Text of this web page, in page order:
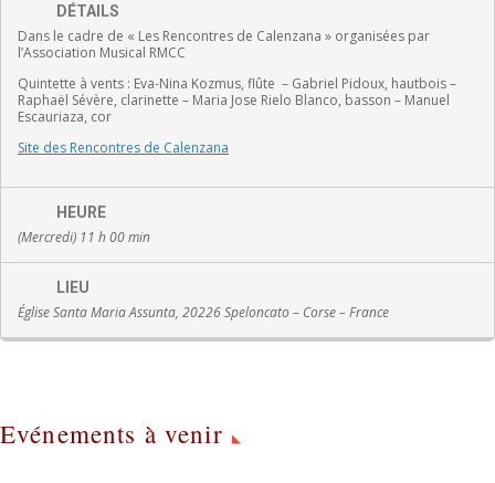
DÉTAILS
Dans le cadre de « Les Rencontres de Calenzana » organisées par
l’Association Musical RMCC
Quintette à vents : Eva-Nina Kozmus, flûte – Gabriel Pidoux, hautbois –
Raphaël Sévère, clarinette – Maria Jose Rielo Blanco, basson – Manuel
Escauriaza, cor
Site des Rencontres de Calenzana
HEURE
(Mercredi) 11 h 00 min
LIEU
Église Santa Maria Assunta, 20226 Speloncato – Corse – France
Evénements à venir